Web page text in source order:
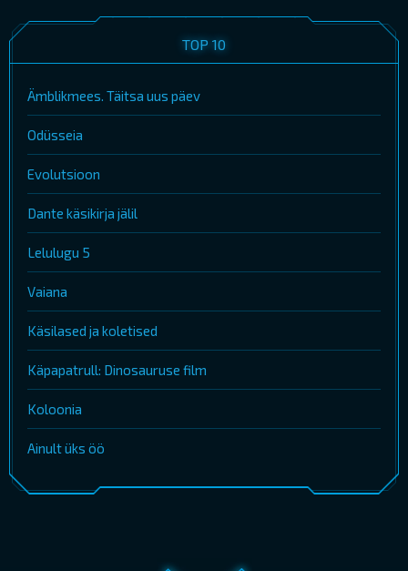
TOP 10
Ämblikmees. Täitsa uus päev
Odüsseia
Evolutsioon
Dante käsikirja jälil
Lelulugu 5
Vaiana
Käsilased ja koletised
Käpapatrull: Dinosauruse film
Koloonia
Ainult üks öö